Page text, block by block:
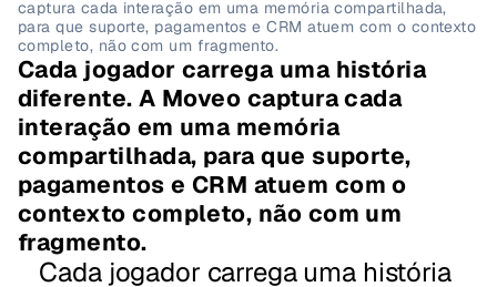
captura cada interação em uma memória compartilhada,
para que suporte, pagamentos e CRM atuem com o contexto
completo, não com um fragmento.
Cada jogador carrega uma história
diferente. A Moveo captura cada
interação em uma memória
compartilhada, para que suporte,
pagamentos e CRM atuem com o
contexto completo, não com um
fragmento.
Cada jogador carrega uma história